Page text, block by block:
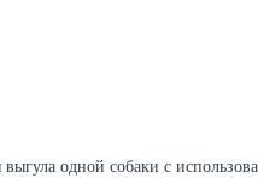
одной собаки с